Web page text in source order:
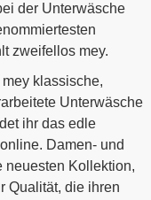
der Unterwäsche
zweifellos mey.
klassische,
Unterwäsche
ihr das edle
Damen- und
neuesten Kollektion,
Qualität, die ihren